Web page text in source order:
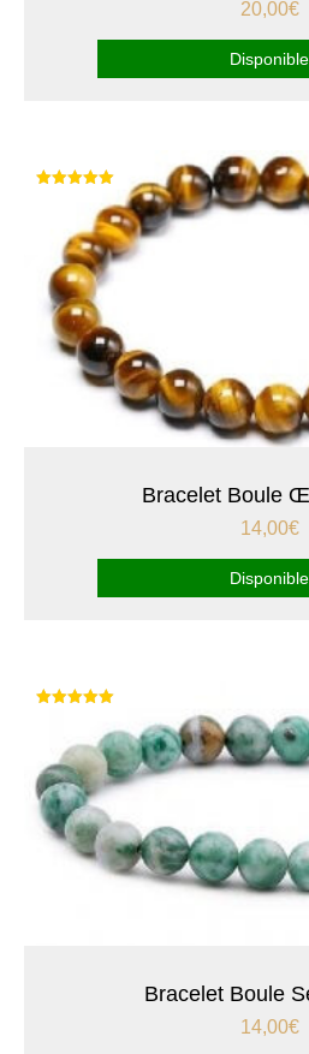
20,00€
Disponible
Bracelet Boule
14,00€
Disponible
Bracelet Boule
sur 5
14,00€